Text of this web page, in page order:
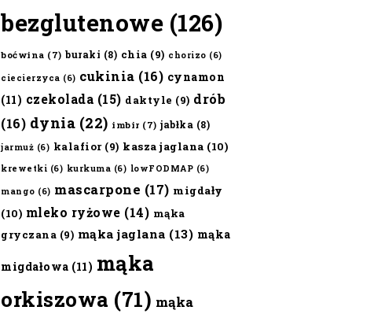
bezglutenowe (126)
boćwina (7) buraki (8) chia (9) chorizo (6)
ciecierzyca (6) cukinia (16) cynamon
(11) czekolada (15) daktyle (9) drób
(16) dynia (22) imbir (7) jabłka (8)
jarmuż (6) kalafior(9) kasza jaglana (10)
krewetki (6) kurkuma (6) lowFODMAP (6)
mango (6) mascarpone (17) migdały
(10) mleko ryżowe (14) mąka
gryczana (9) mąka jaglana (13) mąka
migdałowa (11) mąka
orkiszowa (71) mąka